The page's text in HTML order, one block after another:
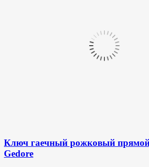
Ключ гаечный рожковый
Gedore